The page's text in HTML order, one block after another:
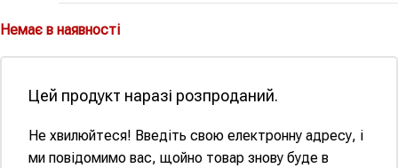
Немає в наявності
Цей продукт наразі розпроданий.
Не хвилюйтеся! Введіть свою електронну адресу, і
ми повідомимо вас, щойно товар знову буде в